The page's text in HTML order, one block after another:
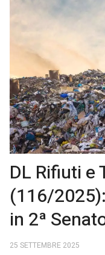
DL Rifiuti e
(116/
in 2ª
25 SETTEMBRE 2025